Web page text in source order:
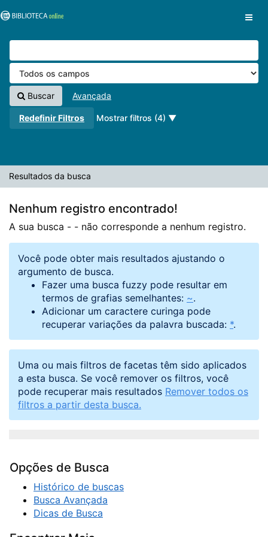
VuFind
Buscar Avançada
Redefinir Filtros Mostrar filtros (4)
Resultados da busca
Nenhum registro encontrado!
A sua busca - - não corresponde a nenhum registro.
Você pode obter mais resultados ajustando o
argumento de busca.
Fazer uma busca fuzzy pode resultar em
termos de grafias semelhantes: ~.
Adicionar um caractere curinga pode
recuperar variações da palavra buscada: *.
Uma ou mais filtros de facetas têm sido aplicados
a esta busca. Se você remover os filtros, você
pode recuperar mais resultados Remover todos os
filtros a partir desta busca.
Opções de Busca
Histórico de buscas
Busca Avançada
Dicas de Busca